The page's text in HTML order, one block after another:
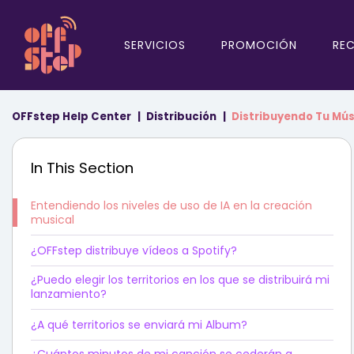
SERVICIOS PROMOCIÓN
OFFstep Help Center Distribución Distribuyendo Tu
In This Section
Entendiendo los niveles de uso de IA en la creación
musical
¿OFFstep distribuye vídeos a Spotify?
¿Puedo elegir los territorios en los que se distribuirá mi
lanzamiento?
¿A qué territorios se enviará mi Album?